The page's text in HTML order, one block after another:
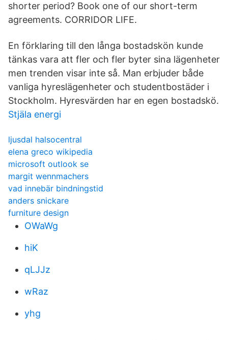
shorter period? Book one of our short-term
agreements. CORRIDOR LIFE.
En förklaring till den långa bostadskön kunde
tänkas vara att fler och fler byter sina lägenheter
men trenden visar inte så. Man erbjuder både
vanliga hyreslägenheter och studentbostäder i
Stockholm. Hyresvärden har en egen bostadskö.
Stjäla energi
ljusdal halsocentral
elena greco wikipedia
microsoft outlook se
margit wennmachers
vad innebär bindningstid
anders snickare
furniture design
OWaWg
hiK
qLJJz
wRaz
yhg